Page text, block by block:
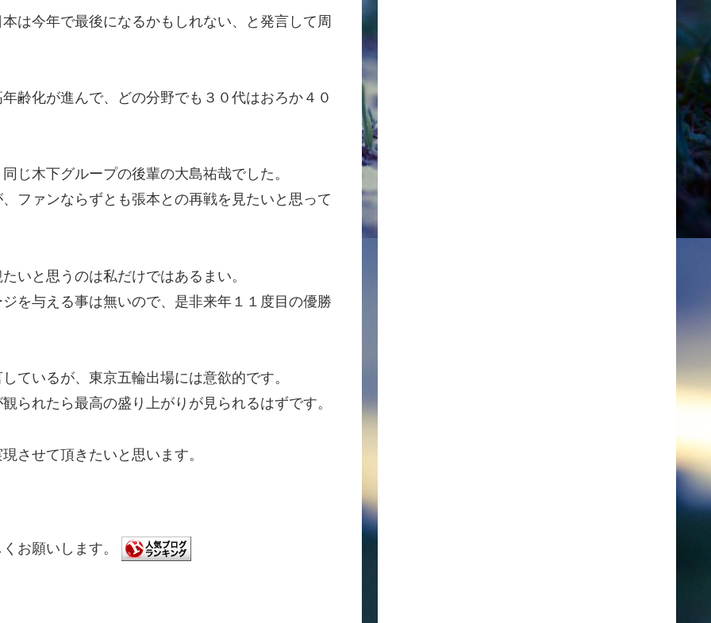
は今年で最後になるかもしれない、と発言して周
齢化が進んで、どの分野でも３０代はおろか４０
じ木下グループの後輩の大島祐哉でした。
ファンならずとも張本との再戦を見たいと思って
いと思うのは私だけではあるまい。
を与える事は無いので、是非来年１１度目の優勝
ているが、東京五輪出場には意欲的です。
られたら最高の盛り上がりが見られるはずです。
させて頂きたいと思います。
お願いします。